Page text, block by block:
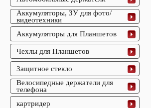
Аккумуляторы, ЗУ для фото/
видеотехники
Аккумуляторы для Планшетов
Чехлы для Планшетов
Защитное стекло
Велосипедные держатели для
телефона
картридер